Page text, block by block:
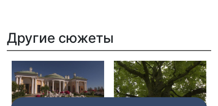
Другие сюжеты